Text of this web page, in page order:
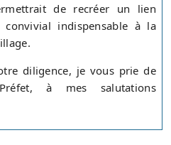
de recréer un lien
indispensable à la
diligence, je vous prie de
à mes salutations